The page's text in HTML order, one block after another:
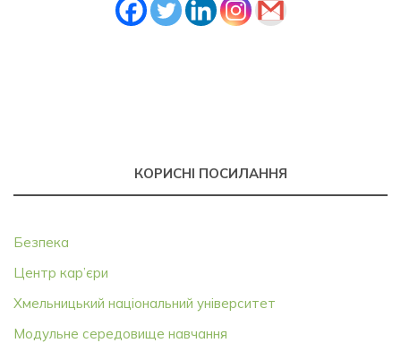
КОРИСНІ ПОСИЛАННЯ
Безпека
Центр кар’єри
Хмельницький національний університет
Модульне середовище навчання